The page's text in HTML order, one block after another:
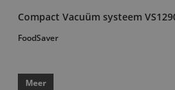
Compact Vacuüm systeem
FoodSaver
Meer